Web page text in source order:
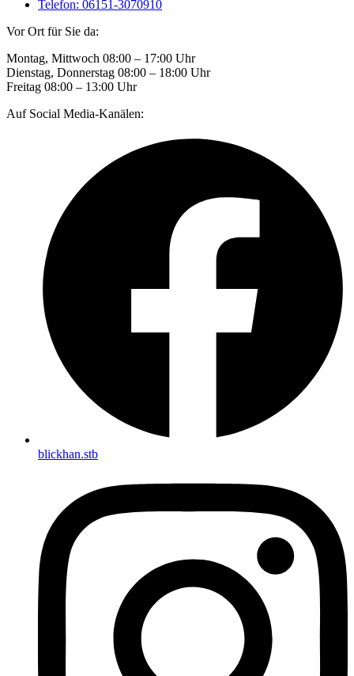
Telefon: 06151-3070910
Vor Ort für Sie da:
Montag, Mittwoch 08:00 – 17:00 Uhr
Dienstag, Donnerstag 08:00 – 18:00 Uhr
Freitag 08:00 – 13:00 Uhr
Auf Social Media-Kanälen:
blickhan.stb